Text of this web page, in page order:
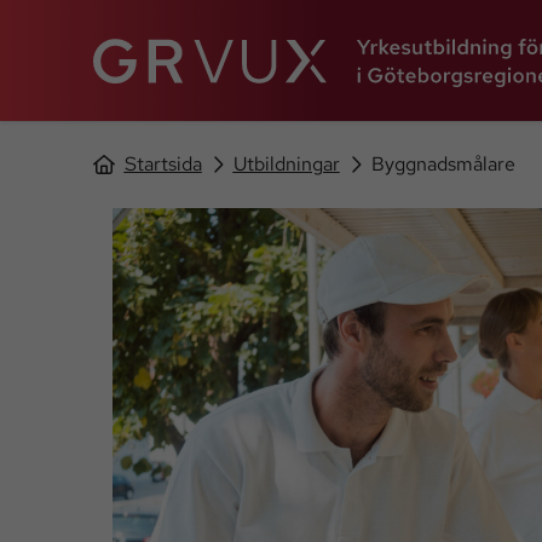
Startsida Utbildningar Byggnadsmålare